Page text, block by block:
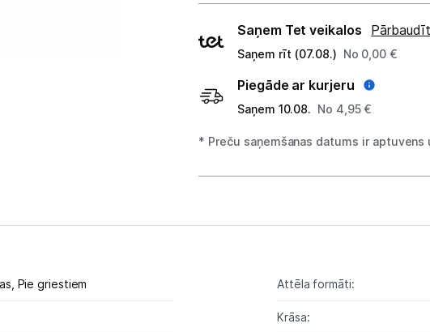
Projektori un ekrāni
Tīkla iekārtas
Piegādes
veidi
Saņem Tet veikalos
Saņem rīt (07.08.) No 0,00 €
Piegāde ar kurjeru
Saņem 10.08. No 4,95 €
* Preču saņemšanas datums ir aptuvens
Pie griestiem Attēla formāti:
Krāsa: